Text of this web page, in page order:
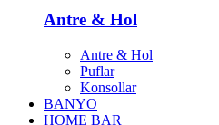
Antre & Hol
Antre & Hol
Puflar
Konsollar
BANYO
HOME BAR